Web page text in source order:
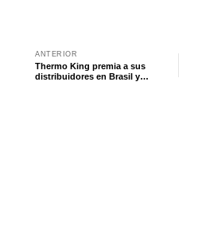
ANTERIOR
Thermo King premia a sus
distribuidores en Brasil y